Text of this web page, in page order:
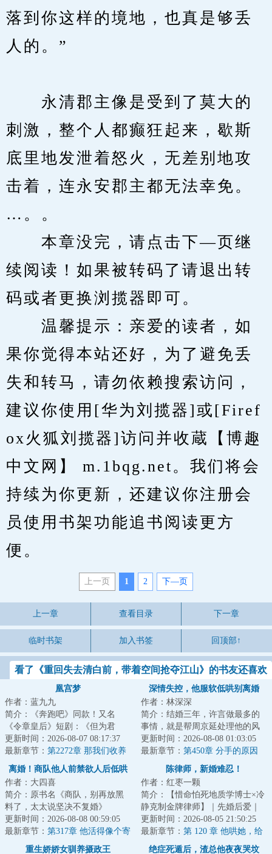
落到你这样的境地，也真是够丢
人的。”
永清郡主像是受到了莫大的
刺激，整个人都癫狂起来，歇斯
底里地发泄着怒火，无差别地攻
击着，连永安郡主都无法幸免。
…。。
本章没完，请点击下—页继
续阅读！如果被转码了请退出转
码或者更换浏揽器即可。
温馨提示：亲爱的读者，如
果你觉得本站还好，为了避免丢
失和转马，请勿依赖搜索访问，
建议你使用[华为刘揽器]或[Firef
ox火狐刘揽器]访问并收蔵【博趣
中文网】 m.1bqg.net。我们将会
持续为你更新，还建议你注册会
员使用书架功能追书阅读更方
便。
上一页 1 2 下—页
上一章 查看目录 下一章
临时书架 加入书签 回顶部↑
看了《重回失去清白前，带着空间抢夺江山》的书友还喜欢
凰宫梦
作者：蓝九九
简介：《奔跑吧》同款！又名
《令章皇后》短剧：《但为君
故》《凰宫梦》&lt;br/&gt;【双重
生换亲+宫斗+非...
更新时间：2026-08-07 08:17:37
最新章节： 第2272章 那我们收养
一个孩子吧（227万必读票加）
深情失控，他服软低哄别离婚
作者：林深深
简介：结婚三年，许言做最多的
事情，就是帮周京延处理他的风
流后事。直到又一次帮他处理完
绯闻，直到听见...
更新时间：2026-08-08 01:03:05
最新章节： 第450章 分手的原因
离婚！商队他人前禁欲人后低哄
作者：大四喜
简介：原书名《商队，别再放黑
料了，太太说坚决不复婚》
&lt;br/&gt;隐婚三年，许轻言忍够
了。&lt;br/&gt;...
更新时间：2026-08-08 00:59:05
最新章节： 第317章 他活得像个寄
人篱下的外人
陈律师，新婚难忍！
作者：红枣一颗
简介：【惜命怕死地质学博士×冷
静克制金牌律师】｜先婚后爱｜
伪兄妹白月光｜追妻火葬场
&lt;br/&gt;洛梵...
更新时间：2026-08-05 21:50:25
最新章节： 第 120 章 他哄她，给
她打架子鼓？
重生娇娇女驯养摄政王 绝症死遁后，渣总他夜夜哭坟